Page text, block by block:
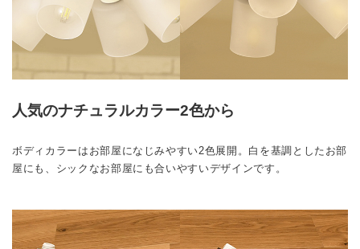
人気のナチュラルカラー2色から
ボディカラーはお部屋になじみやすい2色展開。白を基調としたお部
屋にも、シックなお部屋にも合いやすいデザインです。